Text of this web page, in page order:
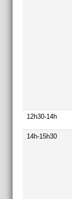
12h30-14h
14h-15h30